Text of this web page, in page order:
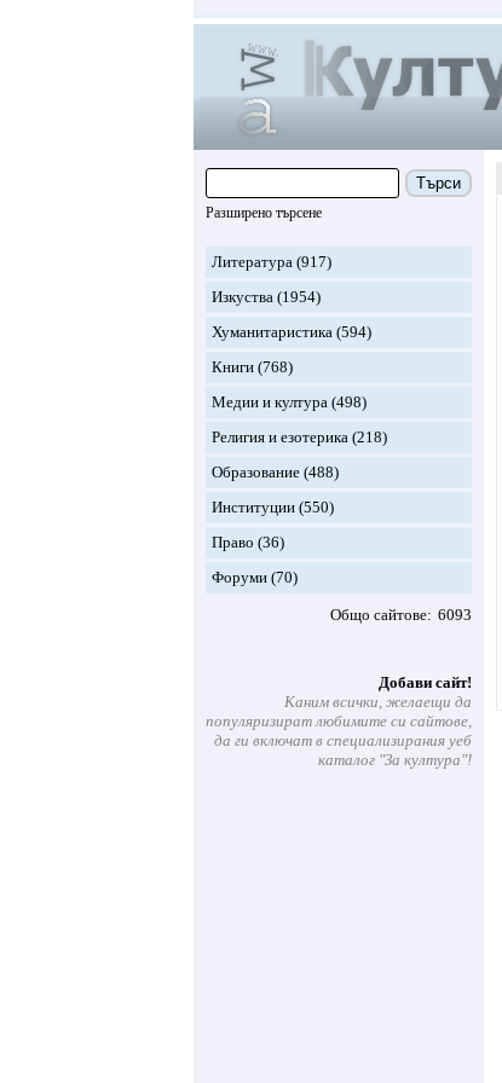
Търси
Разширено търсене
Литература (917)
Изкуства (1954)
Хуманитаристика (594)
Книги (768)
Медии и култура (498)
Религия и езотерика (218)
Образование (488)
Институции (550)
Право (36)
Форуми (70)
Общо сайтове 6093
Добави сайт!
Каним всички, желаещи да
популяризират любимите си сайтове,
да ги включат в специализирания уеб
каталог "За култура"!